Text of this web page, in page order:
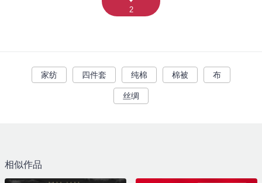
2
家纺 四件套 纯棉 棉被 布
丝绸
相似作品